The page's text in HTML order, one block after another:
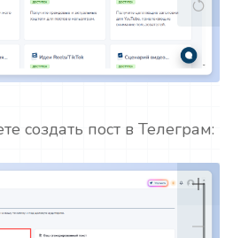
создать пост в Телеграм: